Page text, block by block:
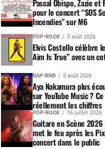
Pascal Obispo, Zazie
pour le concert “SOS
Incendies” sur M6
POP-ROCK 5 août 2026
Elvis Costello célèbre
Aim Is True” avec un
RAP-RNB 5 août 2026
Aya Nakamura plus
sur YouTube Music ?
réellement les chiffres
POP-ROCK 16 juillet 2026
Guitare en Scène 2026
met le feu après les
concert dans le public